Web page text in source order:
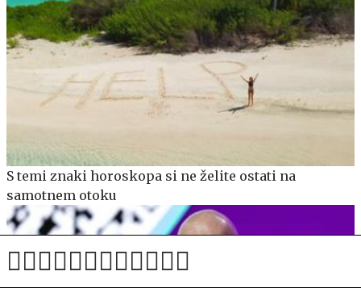
S temi znaki horoskopa si ne želite ostati na
samotnem otoku